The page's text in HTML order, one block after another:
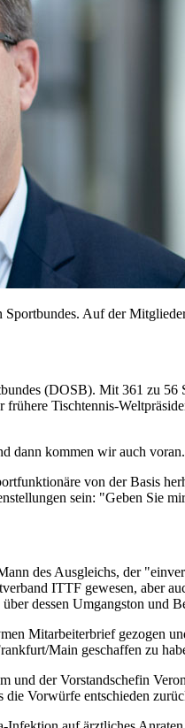
Auf der
(DOSB). Mit 361 zu
Tischtennis-
dann kommen wir auch
von der Basis
sein: "Geben Sie
des Ausgleichs, der
ITTF gewesen, aber
dessen Umgangston und
Mitarbeiterbrief gezogen
Main geschaffen zu
der Vorstandschefin
Vorwürfe entschieden